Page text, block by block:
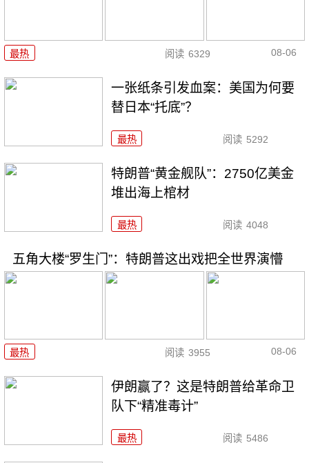
最热 阅读 6329 08-06
一张纸条引发血案：美国为何要
替日本“托底”？
最热 阅读 5292
特朗普“黄金舰队”：2750亿美金
堆出海上棺材
最热 阅读 4048
五角大楼“罗生门”：特朗普这出戏把全世界演懵
最热 阅读 3955 08-06
伊朗赢了？这是特朗普给革命卫
队下“精准毒计”
最热 阅读 5486